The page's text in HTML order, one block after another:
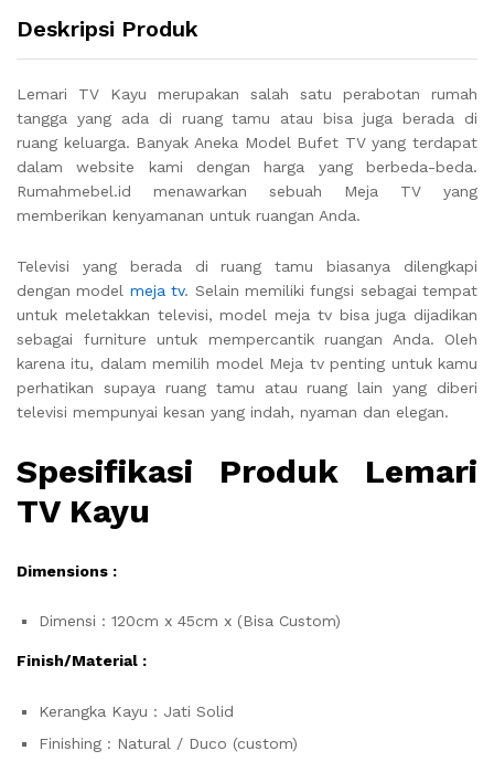
Deskripsi Produk
Lemari TV Kayu merupakan salah satu perabotan rumah
tangga yang ada di ruang tamu atau bisa juga berada di
ruang keluarga. Banyak Aneka Model Bufet TV yang terdapat
dalam website kami dengan harga yang berbeda-beda.
Rumahmebel.id menawarkan sebuah Meja TV yang
memberikan kenyamanan untuk ruangan Anda.
Televisi yang berada di ruang tamu biasanya dilengkapi
dengan model meja tv. Selain memiliki fungsi sebagai tempat
untuk meletakkan televisi, model meja tv bisa juga dijadikan
sebagai furniture untuk mempercantik ruangan Anda. Oleh
karena itu, dalam memilih model Meja tv penting untuk kamu
perhatikan supaya ruang tamu atau ruang lain yang diberi
televisi mempunyai kesan yang indah, nyaman dan elegan.
Spesifikasi Produk Lemari
TV Kayu
Dimensions :
Dimensi : 120cm x 45cm x (Bisa Custom)
Finish/Material :
Kerangka Kayu : Jati Solid
Finishing : Natural / Duco (custom)